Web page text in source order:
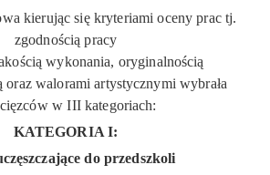
kierując się kryteriami oceny prac tj.
zgodnością pracy
wykonania, oryginalnością
oraz walorami artystycznymi wybrała
w III kategoriach:
KATEGORIA I:
do przedszkoli